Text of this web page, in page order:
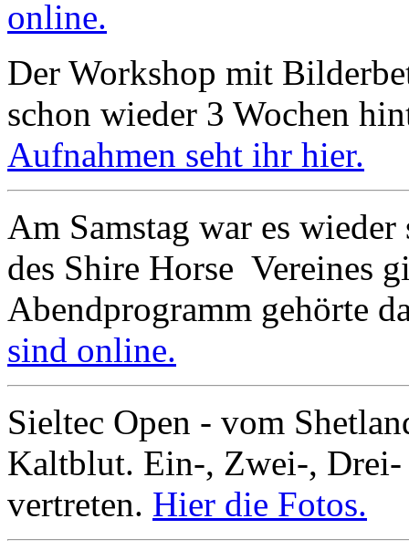
online.
Der Workshop mit
schon wieder 3 Wochen
Aufnahmen seht ihr hier.
Am Samstag war es
des Shire Horse Vereines
Abendprogramm gehörte
sind online.
Sieltec Open - vom
Kaltblut. Ein-, Zwei-, Drei-
vertreten. Hier die Fotos.